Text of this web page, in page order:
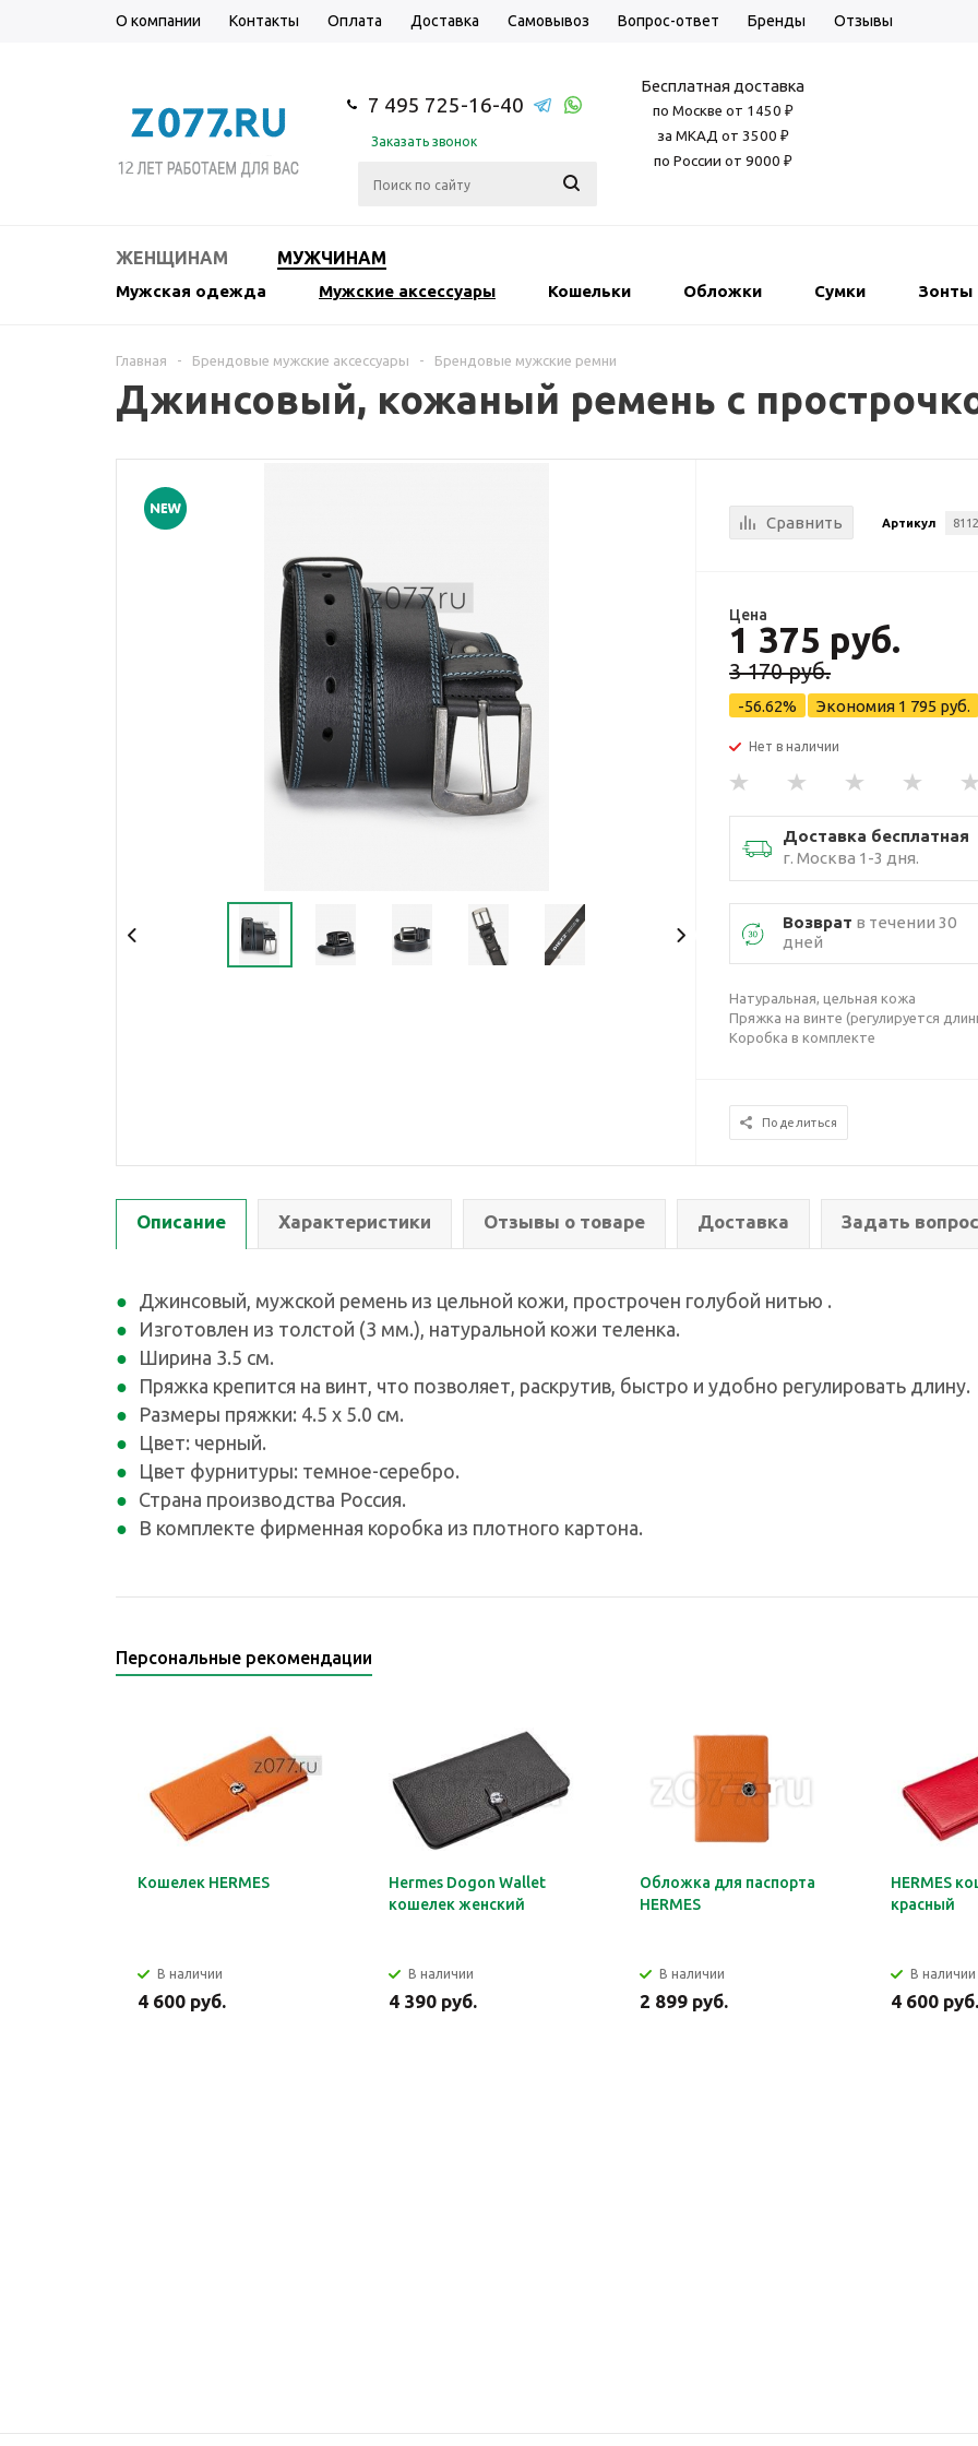
О компании Контакты Оплата Доставка Самовывоз Вопрос-ответ Бренды Отзывы
7 495 725-16-40
Заказать звонок
Бесплатная доставка
по Москве от 1450 ₽
за МКАД от 3500 ₽
по России от 9000 ₽
ЖЕНЩИНАМ МУЖЧИНАМ
Мужская одежда Мужские аксессуары Кошельки Обложки Сумки Зонты
Главная - Брендовые мужские аксессуары - Брендовые мужские ремни
Джинсовый, кожаный ремень с
Сравнить Артикул 8112
Цена
1 375 руб.
3 170 руб.
-56.62% Экономия 1 795 руб.
Нет в наличии
Доставка бесплатная
г. Москва 1-3 дня.
Возврат в течении 30
дней
Натуральная, цельная кожа
Пряжка на винте (регулируется
Коробка в комплекте
Поделиться
Описание Характеристики Отзывы о товаре Доставка Задать вопрос
Джинсовый, мужской ремень из цельной кожи, прострочен голубой нитью .
Изготовлен из толстой (3 мм.), натуральной кожи теленка.
Ширина 3.5 см.
Пряжка крепится на винт, что позволяет, раскрутив, быстро и удобно регулировать длину.
Размеры пряжки: 4.5 х 5.0 см.
Цвет: черный.
Цвет фурнитуры: темное-серебро.
Страна производства Россия.
В комплекте фирменная коробка из плотного картона.
Персональные рекомендации
Кошелек HERMES
В наличии
4 600 руб.
Hermes Dogon Wallet
кошелек женский
В наличии
4 390 руб.
Обложка для паспорта
HERMES
В наличии
2 899 руб.
HERMES
красный
В наличии
4 600 руб.